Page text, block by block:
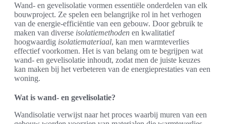
Wand- en gevelisolatie vormen essentiële onderdelen van elk
bouwproject. Ze spelen een belangrijke rol in het verhogen
van de energie-efficiëntie van een gebouw. Door gebruik te
maken van diverse isolatiemethoden en kwalitatief
hoogwaardig isolatiemateriaal, kan men warmteverlies
effectief voorkomen. Het is van belang om te begrijpen wat
wand- en gevelisolatie inhoudt, zodat men de juiste keuzes
kan maken bij het verbeteren van de energieprestaties van een
woning.
Wat is wand- en gevelisolatie?
Wandisolatie verwijst naar het proces waarbij muren van een